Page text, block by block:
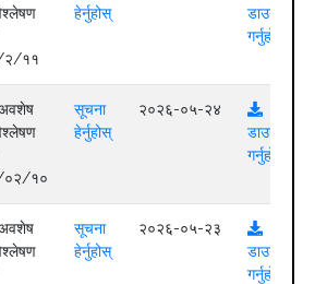
२/११
हेर्नुहोस्
डाउनलोड
गर्नुहोस्
अवशेष
०२/१०
सूचना
हेर्नुहोस्
२०२६-०५-२४
डाउनलोड
गर्नुहोस्
अवशेष
सूचना
हेर्नुहोस्
२०२६-०५-२३
डाउनलोड
गर्नुहोस्